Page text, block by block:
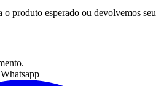
o produto esperado ou devolvemos seu